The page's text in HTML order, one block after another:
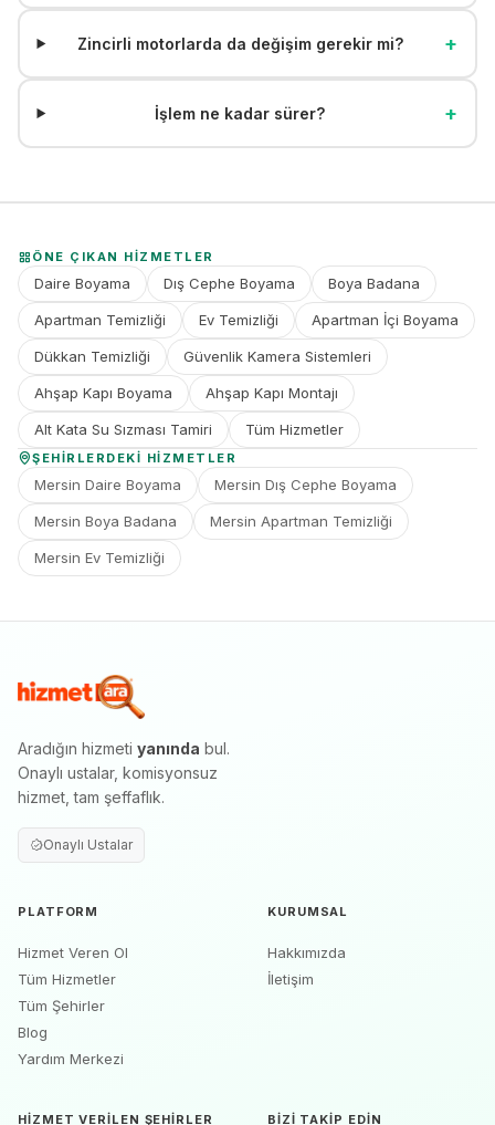
Zincirli motorlarda da değişim gerekir mi? +
İşlem ne kadar sürer? +
ÖNE ÇIKAN HIZMETLER
Daire Boyama Dış Cephe Boyama Boya Badana
Apartman Temizliği Ev Temizliği Apartman İçi Boyama
Dükkan Temizliği Güvenlik Kamera Sistemleri
Ahşap Kapı Boyama Ahşap Kapı Montajı
Alt Kata Su Sızması Tamiri Tüm Hizmetler
ŞEHIRLERDEKI HIZMETLER
Mersin Daire Boyama Mersin Dış Cephe Boyama
Mersin Boya Badana Mersin Apartman Temizliği
Mersin Ev Temizliği
Aradığın hizmeti yanında bul.
Onaylı ustalar, komisyonsuz
hizmet, tam şeffaflık.
Onaylı Ustalar
PLATFORM
Hizmet Veren Ol
Tüm Hizmetler
Tüm Şehirler
Blog
Yardım Merkezi
KURUMSAL
Hakkımızda
İletişim
HIZMET VERILEN ŞEHIRLER BIZI TAKIP EDIN